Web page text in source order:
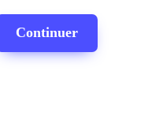
Continuer